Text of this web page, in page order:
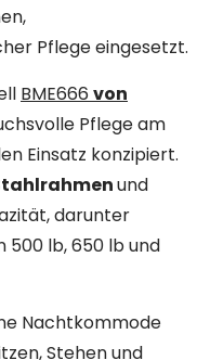
Pflege eingesetzt.
BME666 von
Pflege am
Einsatz konzipiert.
und
darunter
500 lb, 650 lb und
Nachtkommode
Stehen und